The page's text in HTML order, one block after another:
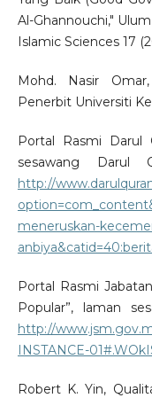
Al-Ghannouchi,"
Islamic Sciences 17
Mohd. Nasir
Penerbit Universiti
Portal Rasmi Darul
sesawang Darul
http://
meneruskan-
Portal Rasmi
Popular”, laman
http://
INSTANCE-
Robert K. Yin,